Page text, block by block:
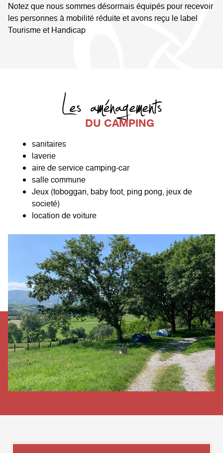
Notez que nous sommes désormais équipés pour recevoir
les personnes à mobilité réduite et avons reçu le label
Tourisme et Handicap
Les aménagements
DU CAMPING
sanitaires
laverie
aire de service camping-car
salle commune
Jeux (toboggan, baby foot, ping pong, jeux de
societé)
location de voiture